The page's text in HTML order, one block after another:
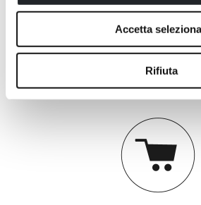
Accetta
Rifiuta
VAI AL
Cerchi ricambi e